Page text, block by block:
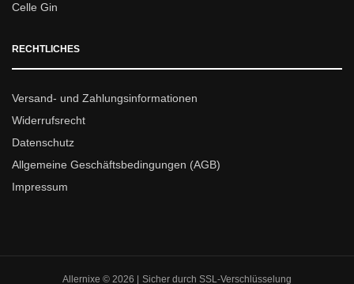
Celle Gin
RECHTLICHES
Versand- und Zahlungsinformationen
Widerrufsrecht
Datenschutz
Allgemeine Geschäftsbedingungen (AGB)
Impressum
Allernixe © 2026 | Sicher durch SSL-Verschlüsselung